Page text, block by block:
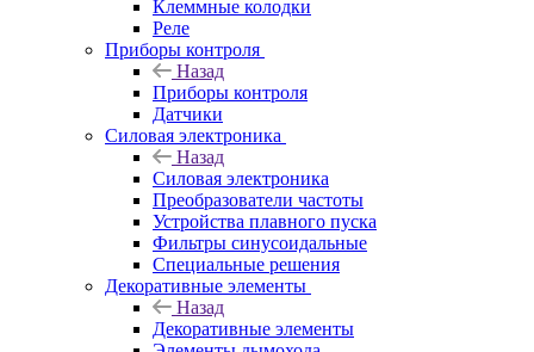
Клеммные колодки
Реле
Приборы контроля
Назад
Приборы контроля
Датчики
Силовая электроника
Назад
Силовая электроника
Преобразователи частоты
Устройства плавного пуска
Фильтры синусоидальные
Специальные решения
Декоративные элементы
Назад
Декоративные элементы